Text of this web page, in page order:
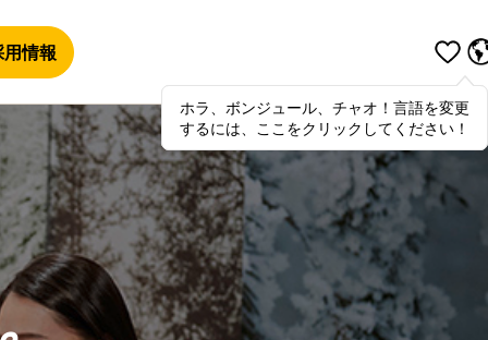
用情報
Hola,bonjour, ciao! To switch
languages, click here!
ホラ、ボンジュール、チャオ！言語を変更
するには、ここをクリックしてください！